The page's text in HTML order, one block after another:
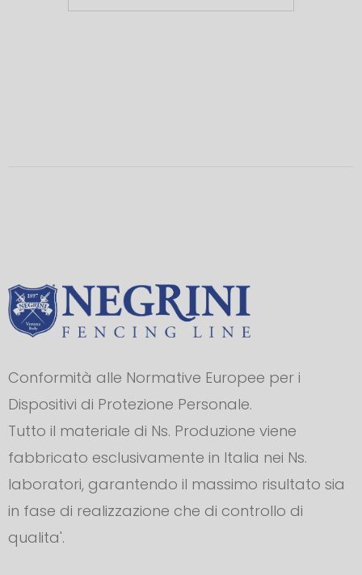
Conformità alle Normative Europee per i
Dispositivi di Protezione Personale.
Tutto il materiale di Ns. Produzione viene
fabbricato esclusivamente in Italia nei Ns.
laboratori, garantendo il massimo risultato sia
in fase di realizzazione che di controllo di
qualita'.